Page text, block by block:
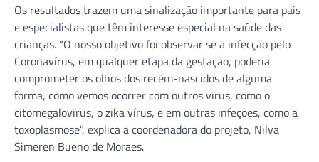
Os resultados trazem uma sinalização importante para pais
e especialistas que têm interesse especial na saúde das
crianças. “O nosso objetivo foi observar se a infecção pelo
Coronavírus, em qualquer etapa da gestação, poderia
comprometer os olhos dos recém-nascidos de alguma
forma, como vemos ocorrer com outros vírus, como o
citomegalovírus, o zika vírus, e em outras infeções, como a
toxoplasmose”, explica a coordenadora do projeto, Nilva
Simeren Bueno de Moraes.